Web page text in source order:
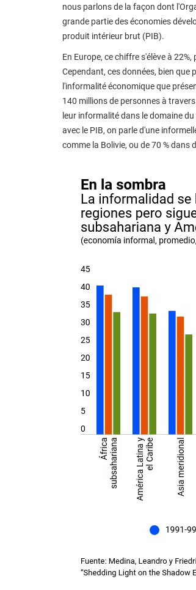
nous parlons de la façon dont
grande partie des économies
produit intérieur brut (PIB).
En Europe, ce chiffre s'élève à
Cependant, ces données, bien que
l'informalité économique que
140 millions de personnes à
leur informalité dans le domaine
avec le PIB, on parle d'une
comme la Bolivie, ou de 70 % dans